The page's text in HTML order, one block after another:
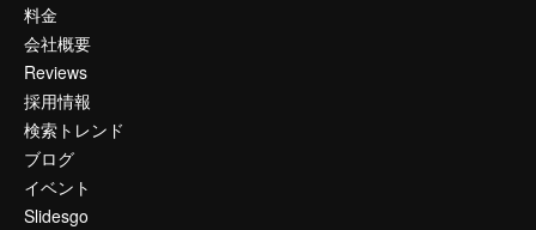
料金
会社概要
Reviews
採用情報
検索トレンド
ブログ
イベント
Slidesgo